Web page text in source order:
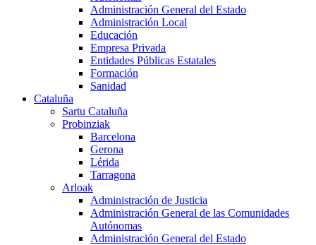
Administración General del Estado
Administración Local
Educación
Empresa Privada
Entidades Públicas Estatales
Formación
Sanidad
Cataluña
Sartu Cataluña
Probinziak
Barcelona
Gerona
Lérida
Tarragona
Arloak
Administración de Justicia
Administración General de las Comunidades
Autónomas
Administración General del Estado